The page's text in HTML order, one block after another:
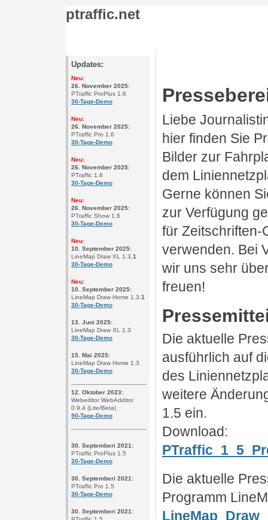
ptraffic.net
Updates:
Neu:
26. November 2025:
PTraffic ProPlus 1.6
30-Tage-Demo
Neu:
26. November 2025:
PTraffic Pro 1.6
30-Tage-Demo
Neu:
26. November 2025:
PTraffic 1.6
30-Tage-Demo
Neu:
26. November 2025:
PTraffic Show 1.6
30-Tage-Demo
Neu:
10. September 2025:
LineMap Draw XL 1.3 .1
30-Tage-Demo
Neu:
10. September 2025:
LineMap Draw Home 1.3 .1
30-Tage-Demo
13. Juni 2025:
LineMap Draw XL 1.3
30-Tage-Demo
15. Mai 2025:
LineMap Draw Home 1.3
30-Tage-Demo
12. Oktober 2023:
Webeditor WebAdditor
0.9.4 (Lite/Beta)
90-Tage-Demo
30. Septemberi 2021:
PTraffic ProPlus 1.5
30-Tage-Demo
30. Septemberi 2021:
PTraffic Pro 1.5
30-Tage-Demo
30. Septemberi 2021:
Liebe
hier finden Sie
Bilder zur
dem
Gerne können
zur Verfügung
für Zeitschriften-
verwenden. Bei
wir uns sehr
freuen!
Die aktuelle
ausführlich auf
des
weitere
1.5 ein.
Download:
Die aktuelle
Programm